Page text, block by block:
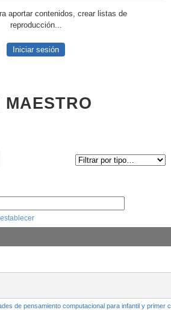
aportar contenidos, crear listas de
reproducción...
Iniciar sesión
de pensamiento computacional para infantil y primer